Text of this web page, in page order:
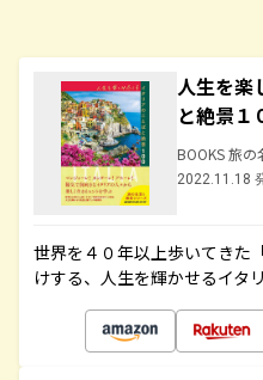
人生を楽
と絶景１
BOOKS 旅の
2022.11.18
世界を４０年以上歩いてきた
けする、人生を輝かせるイタ